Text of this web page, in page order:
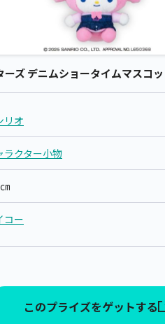
ーズ デニムショータイムマスコ
リオ
ラクター小物
コー
このプライズをゲットする